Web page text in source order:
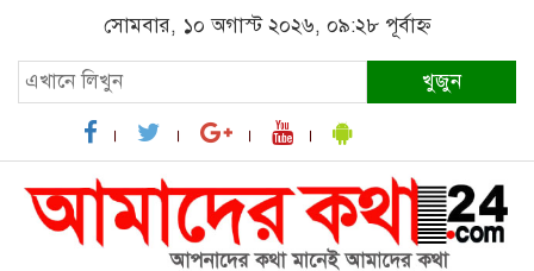
সোমবার, ১০ অগাস্ট ২০২৬, ০৯:২৮ পূর্বাহ্ন
খুজুন